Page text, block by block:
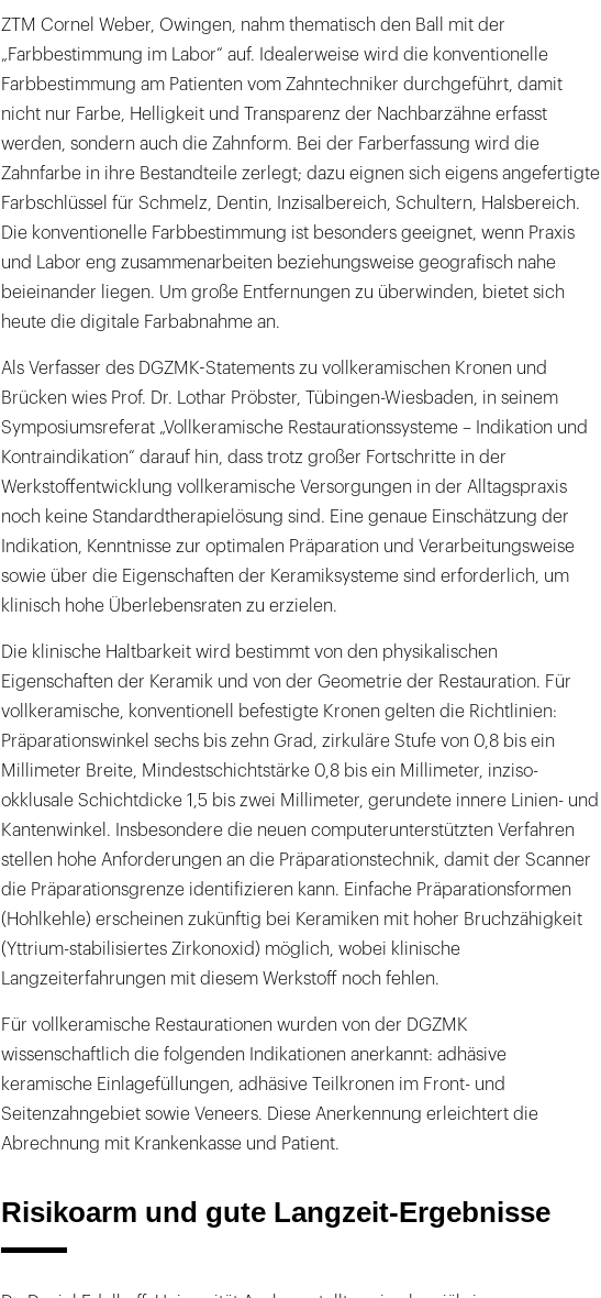
ZTM Cornel Weber, Owingen, nahm thematisch den Ball mit der
„Farbbestimmung im Labor“ auf. Idealerweise wird die konventionelle
Farbbestimmung am Patienten vom Zahntechniker durchgeführt, damit
nicht nur Farbe, Helligkeit und Transparenz der Nachbarzähne erfasst
werden, sondern auch die Zahnform. Bei der Farberfassung wird die
Zahnfarbe in ihre Bestandteile zerlegt; dazu eignen sich eigens angefertigte
Farbschlüssel für Schmelz, Dentin, Inzisalbereich, Schultern, Halsbereich.
Die konventionelle Farbbestimmung ist besonders geeignet, wenn Praxis
und Labor eng zusammenarbeiten beziehungsweise geografisch nahe
beieinander liegen. Um große Entfernungen zu überwinden, bietet sich
heute die digitale Farbabnahme an.
Als Verfasser des DGZMK-Statements zu vollkeramischen Kronen und
Brücken wies Prof. Dr. Lothar Pröbster, Tübingen-Wiesbaden, in seinem
Symposiumsreferat „Vollkeramische Restaurationssysteme – Indikation und
Kontraindikation“ darauf hin, dass trotz großer Fortschritte in der
Werkstoffentwicklung vollkeramische Versorgungen in der Alltagspraxis
noch keine Standardtherapielösung sind. Eine genaue Einschätzung der
Indikation, Kenntnisse zur optimalen Präparation und Verarbeitungsweise
sowie über die Eigenschaften der Keramiksysteme sind erforderlich, um
klinisch hohe Überlebensraten zu erzielen.
Die klinische Haltbarkeit wird bestimmt von den physikalischen
Eigenschaften der Keramik und von der Geometrie der Restauration. Für
vollkeramische, konventionell befestigte Kronen gelten die Richtlinien:
Präparationswinkel sechs bis zehn Grad, zirkuläre Stufe von 0,8 bis ein
Millimeter Breite, Mindestschichtstärke 0,8 bis ein Millimeter, inziso-
okklusale Schichtdicke 1,5 bis zwei Millimeter, gerundete innere Linien- und
Kantenwinkel. Insbesondere die neuen computerunterstützten Verfahren
stellen hohe Anforderungen an die Präparationstechnik, damit der Scanner
die Präparationsgrenze identifizieren kann. Einfache Präparationsformen
(Hohlkehle) erscheinen zukünftig bei Keramiken mit hoher Bruchzähigkeit
(Yttrium-stabilisiertes Zirkonoxid) möglich, wobei klinische
Langzeiterfahrungen mit diesem Werkstoff noch fehlen.
Für vollkeramische Restaurationen wurden von der DGZMK
wissenschaftlich die folgenden Indikationen anerkannt: adhäsive
keramische Einlagefüllungen, adhäsive Teilkronen im Front- und
Seitenzahngebiet sowie Veneers. Diese Anerkennung erleichtert die
Abrechnung mit Krankenkasse und Patient.
Risikoarm und gute Langzeit-Ergebnisse